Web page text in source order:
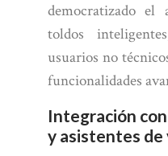
democratizado el
toldos
usuarios no
funcionalidades
Integración
y asistentes de